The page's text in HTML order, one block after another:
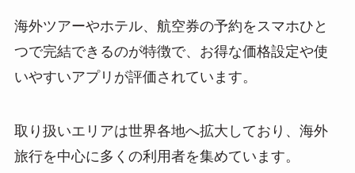
海外ツアーやホテル、航空券の予約をスマホひと
つで完結できるのが特徴で、お得な価格設定や使
いやすいアプリが評価されています。
取り扱いエリアは世界各地へ拡大しており、海外
旅行を中心に多くの利用者を集めています。